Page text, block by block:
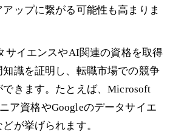
ップに繋がる可能性も高まりま
サイエンスやAI関連の資格を取得
識を証明し、転職市場での競争
できます。たとえば、Microsoft
ア資格やGoogleのデータサイエ
が挙げられます。